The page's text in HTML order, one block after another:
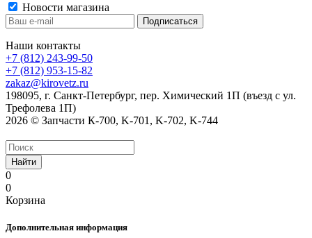
Новости магазина
Наши контакты
+7 (812) 243-99-50
+7 (812) 953-15-82
zakaz@kirovetz.ru
198095, г. Санкт-Петербург, пер. Химический 1П (въезд с ул.
Трефолева 1П)
2026 © Запчасти К-700, K-701, K-702, K-744
Найти
0
0
Корзина
Дополнительная информация